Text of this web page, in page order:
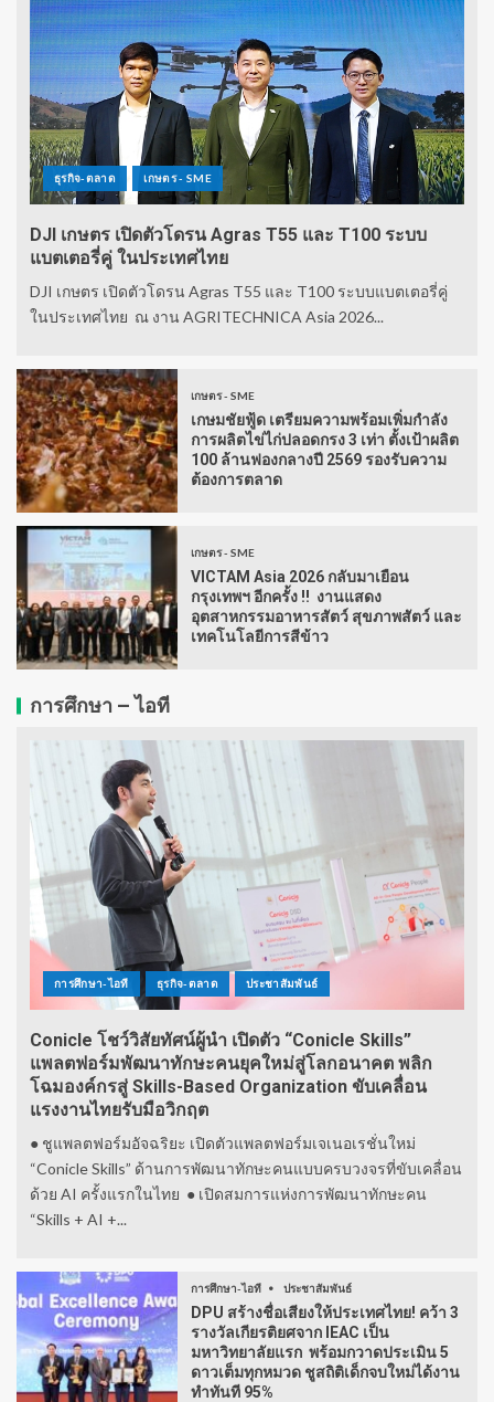
ธุรกิจ-ตลาด เกษตร - SME
DJI เกษตร เปิดตัวโดรน Agras T55 และ T100 ระบบ
แบตเตอรี่คู่ ในประเทศไทย
DJI เกษตร เปิดตัวโดรน Agras T55 และ T100 ระบบแบตเตอรี่คู่
ในประเทศไทย ณ งาน AGRITECHNICA Asia 2026...
เกษตร - SME
เกษมชัยฟู้ด เตรียมความพร้อมเพิ่มกำลัง
การผลิตไข่ไก่ปลอดกรง 3 เท่า ตั้งเป้าผลิต
100 ล้านฟองกลางปี 2569 รองรับความ
ต้องการตลาด
เกษตร - SME
VICTAM Asia 2026 กลับมาเยือน
กรุงเทพฯ อีกครั้ง !! งานแสดง
อุตสาหกรรมอาหารสัตว์ สุขภาพสัตว์ และ
เทคโนโลยีการสีข้าว
การศึกษา – ไอที
การศึกษา-ไอที ธุรกิจ-ตลาด ประชาสัมพันธ์
Conicle โชว์วิสัยทัศน์ผู้นำ เปิดตัว “Conicle Skills”
แพลตฟอร์มพัฒนาทักษะคนยุคใหม่สู่โลกอนาคต พลิก
โฉมองค์กรสู่ Skills-Based Organization ขับเคลื่อน
แรงงานไทยรับมือวิกฤต
● ชูแพลตฟอร์มอัจฉริยะ เปิดตัวแพลตฟอร์มเจเนอเรชั่นใหม่
“Conicle Skills” ด้านการพัฒนาทักษะคนแบบครบวงจรที่ขับเคลื่อน
ด้วย AI ครั้งแรกในไทย ● เปิดสมการแห่งการพัฒนาทักษะคน
“Skills + AI +...
การศึกษา-ไอที ประชาสัมพันธ์
DPU สร้างชื่อเสียงให้ประเทศไทย! คว้า 3
รางวัลเกียรติยศจาก IEAC เป็น
มหาวิทยาลัยแรก พร้อมกวาดประเมิน 5
ดาวเต็มทุกหมวด ชูสถิติเด็กจบใหม่ได้งาน
ทำทันที 95%